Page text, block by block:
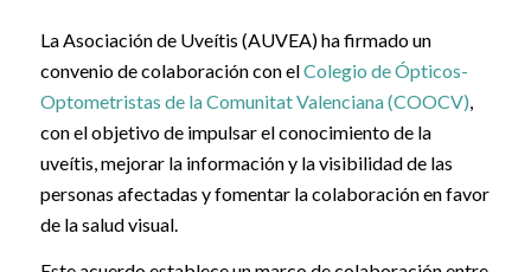
La Asociación de Uveítis (AUVEA) ha firmado un
convenio de colaboración con elColegio de Ópticos-
Optometristas de la Comunitat Valenciana (COOCV)
con el objetivo de impulsar el conocimiento de la
uveítis, mejorar la información y la visibilidad de las
personas afectadas y fomentar la colaboración en favor
de la salud visual.